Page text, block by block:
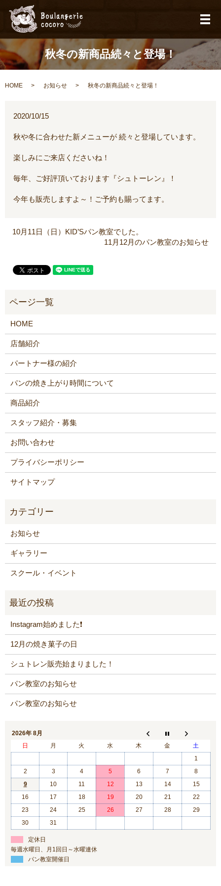
メ
秋冬の新商品続々と登場！
HOME お知らせ 秋冬の新商品続々と登場！
2020/10/15
秋や冬に合わせた新メニューが 続々と登場しています。
楽しみにご来店くださいね！
毎年、ご好評頂いております『シュトーレン』！
今年も販売しますよ～！ご予約も賜ってます。
10月11日（日）KID’Sパン教室でした。
11月12月のパン教室のお知らせ
HOME
店舗紹介
パートナー様の紹介
パンの焼き上がり時間について
商品紹介
スタッフ紹介・募集
お問い合わせ
プライバシーポリシー
サイトマップ
お知らせ
ギャラリー
スクール・イベント
Instagram始めました❗️
12月の焼き菓子の日
シュトレン販売始まりました！
パン教室のお知らせ
パン教室のお知らせ
2026年 8月
日
月 火 水 木 金
土
1
2
3 4 5 6 7
8
9
10 11 12 13 14
15
16
17 18 19 20 21
22
23
24 25 26 27 28
29
30
31
定休日
毎週水曜日、月1回日～水曜連休
パン教室開催日